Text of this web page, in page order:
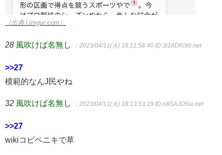
（出典 i.imgur.com）
28 風吹けば名無し ：2023/04/11(火) 18:11:58.40 ID:3l16DKi90.net
>>27
模範的なんJ民やね
32 風吹けば名無し ：2023/04/11(火) 18:13:53.19 ID:n8SAJO5ia.net
>>27
wikiコピペニキで草